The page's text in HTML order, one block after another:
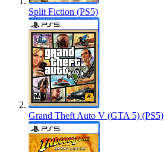
Split Fiction (PS5)
Grand Theft Auto V (GTA 5) (PS5)